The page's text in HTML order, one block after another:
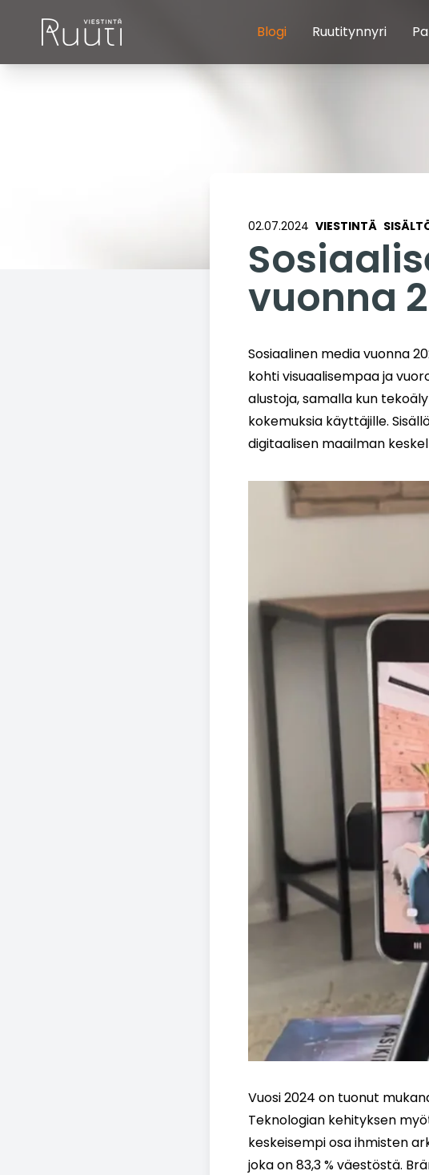
Blogi Ruutitynnyri
02.07.2024 VIESTINTÄ
vuonna
Sosiaalinen media vuonna
kohti visuaalisempaa ja
alustoja, samalla kun
kokemuksia käyttäjille.
digitaalisen maailman
Vuosi 2024 on tuonut
Teknologian kehityksen
keskeisempi osa ihmisten
joka on 83,3 % väestöstä.